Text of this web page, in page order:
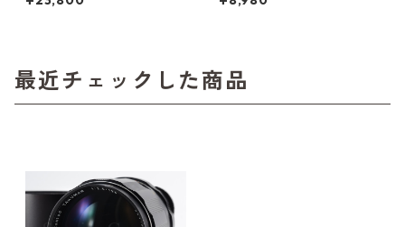
リンパス (61199)
346）
最近チェックした商品